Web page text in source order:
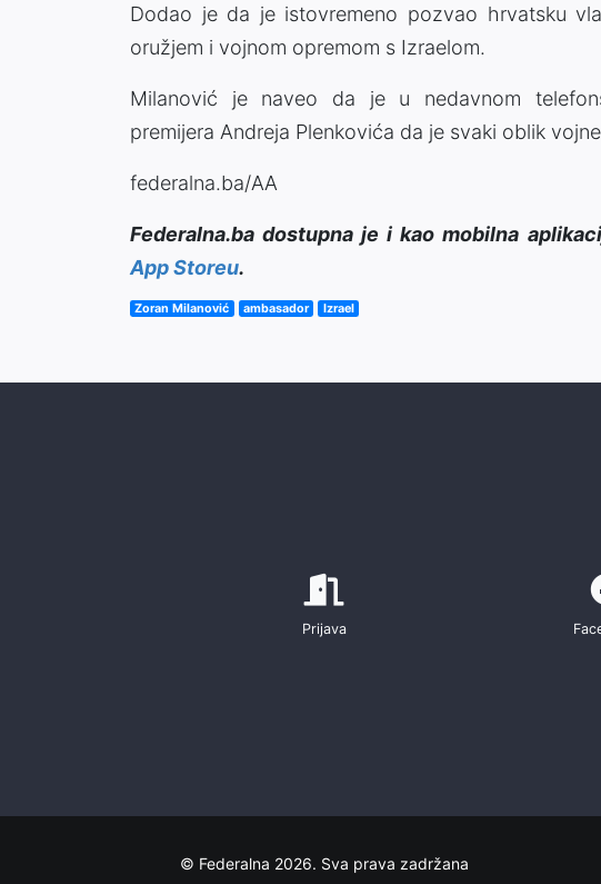
Dodao je da je istovremeno pozvao hrvatsku
oružjem i vojnom opremom s Izraelom.
Milanović je naveo da je u nedavnom
premijera Andreja Plenkovića da je svaki oblik
federalna.ba/AA
Federalna.ba dostupna je i kao mobilna
App Storeu.
Zoran Milanović ambasador Izrael
Prijava
© Federalna 2026. Sva prava zadržana